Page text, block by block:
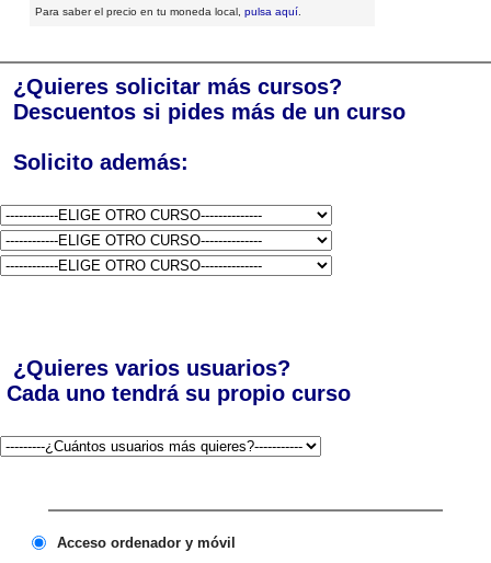
Para saber el precio en tu moneda local, pulsa aquí
¿Quieres solicitar más cursos?
Descuentos si pides más de un curso
Solicito además:
¿Quieres varios usuarios?
Cada uno tendrá su propio curso
Acceso ordenador y móvil